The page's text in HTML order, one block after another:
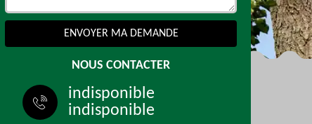
NOUS CONTACTER
indisponible
indisponible